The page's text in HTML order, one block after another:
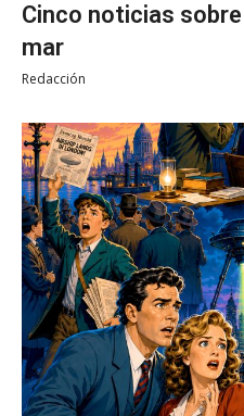
Cinco noticias
mar
Redacción